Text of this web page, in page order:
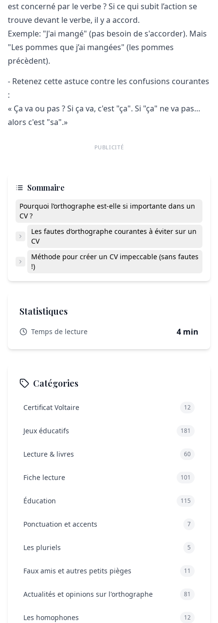
est concerné par le verbe ? Si ce qui subit l’action se
trouve devant le verbe, il y a accord.
Exemple: "J'ai mangé" (pas besoin de s'accorder). Mais
"Les pommes que j’ai mangées" (les pommes
précèdent).
- Retenez cette astuce contre les confusions courantes
:
« Ça va ou pas ? Si ça va, c'est "ça". Si "ça" ne va pas…
alors c'est "sa".»
PUBLICITÉ
Sommaire
Pourquoi l’orthographe est-elle si importante dans un
CV ?
Les fautes d’orthographe courantes à éviter sur un
CV
Méthode pour créer un CV impeccable (sans fautes
!)
Statistiques
Temps de lecture 4 min
Catégories
Certificat Voltaire 12
Jeux éducatifs 181
Lecture & livres 60
Fiche lecture 101
Éducation 115
Ponctuation et accents 7
Les pluriels 5
Faux amis et autres petits pièges 11
Actualités et opinions sur l'orthographe 81
Les homophones 12